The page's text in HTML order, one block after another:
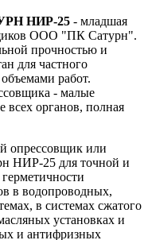
НИР-25 - младшая
ООО "ПК Сатурн".
прочностью и
для частного
работ.
- малые
всех органов, полная
опрессовщик или
НИР-25 для точной и
в водопроводных,
в системах сжатого
установках и
и антифризных